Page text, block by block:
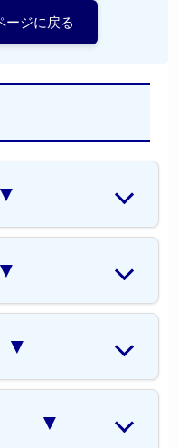
ジに戻る
▼
▼
▼
▼